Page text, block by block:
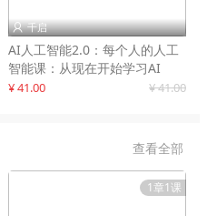
 千启
AI人工智能2.0：每个人的人工
智能课：从现在开始学习AI
¥ 41.00 ¥ 41.00
查看全部
1章1课